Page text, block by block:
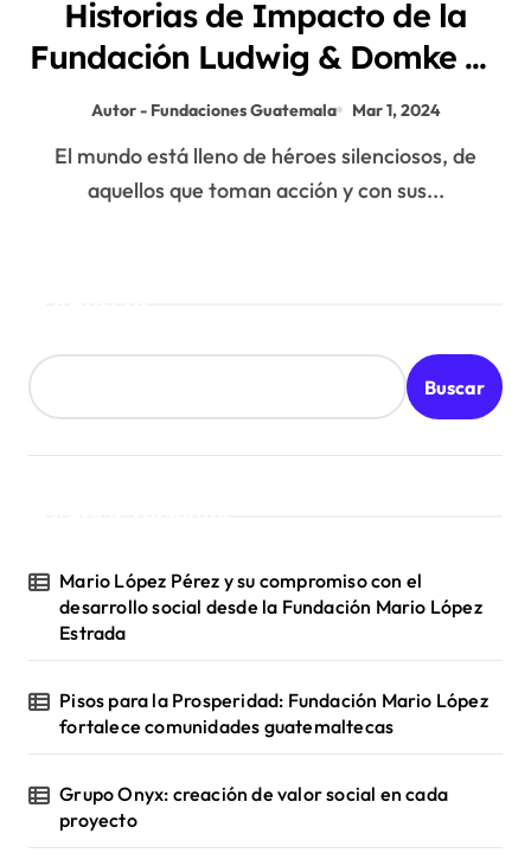
Historias de Impacto de la
Fundación Ludwig & Domke en
Guatemala
Autor - Fundaciones Guatemala Mar 1, 2024
El mundo está lleno de héroes silenciosos, de
aquellos que toman acción y con sus...
Buscar
Mario López Pérez y su compromiso con el
desarrollo social desde la Fundación Mario López
Estrada
Pisos para la Prosperidad: Fundación Mario López
fortalece comunidades guatemaltecas
Grupo Onyx: creación de valor social en cada
proyecto